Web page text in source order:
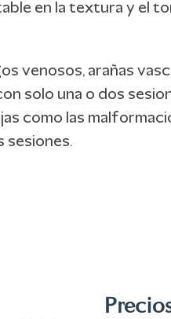
en la textura y el
venosos, arañas
solo una o dos
como las
sesiones.